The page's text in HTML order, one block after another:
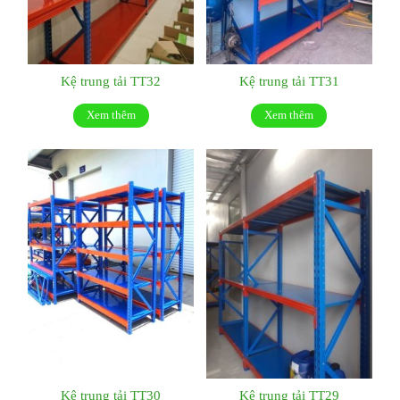
Kệ trung tải TT32
Xem thêm
Kệ trung tải TT31
Xem thêm
Kệ trung tải TT30 Kệ trung tải TT29